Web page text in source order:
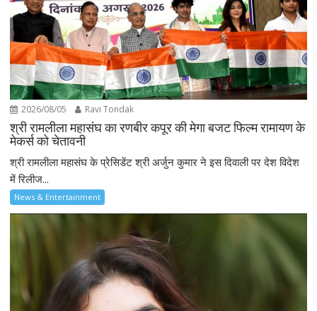
2026/08/05 Ravi Tondak
श्री रामलीला महासंघ का रणबीर कपूर की मेगा बजट फिल्म रामायण के
मेकर्स को चेतावनी
श्री रामलीला महासंघ के प्रेसिडेंट श्री अर्जुन कुमार ने इस दिवाली पर देश विदेश
में रिलीज...
News & Entertainment